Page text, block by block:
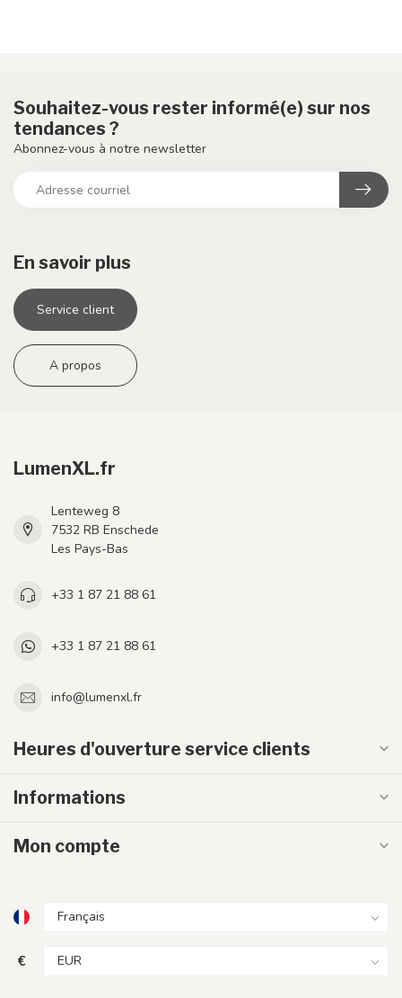
En savoir plus
Service client
A propos
Souhaitez-vous rester informé(e) sur nos
tendances ?
Abonnez-vous à notre newsletter
LumenXL.fr
Lenteweg 8
7532 RB Enschede
Les Pays-Bas
+33 1 87 21 88 61
+33 1 87 21 88 61
info@lumenxl.fr
Heures d'ouverture service clients
Informations
Mon compte
€